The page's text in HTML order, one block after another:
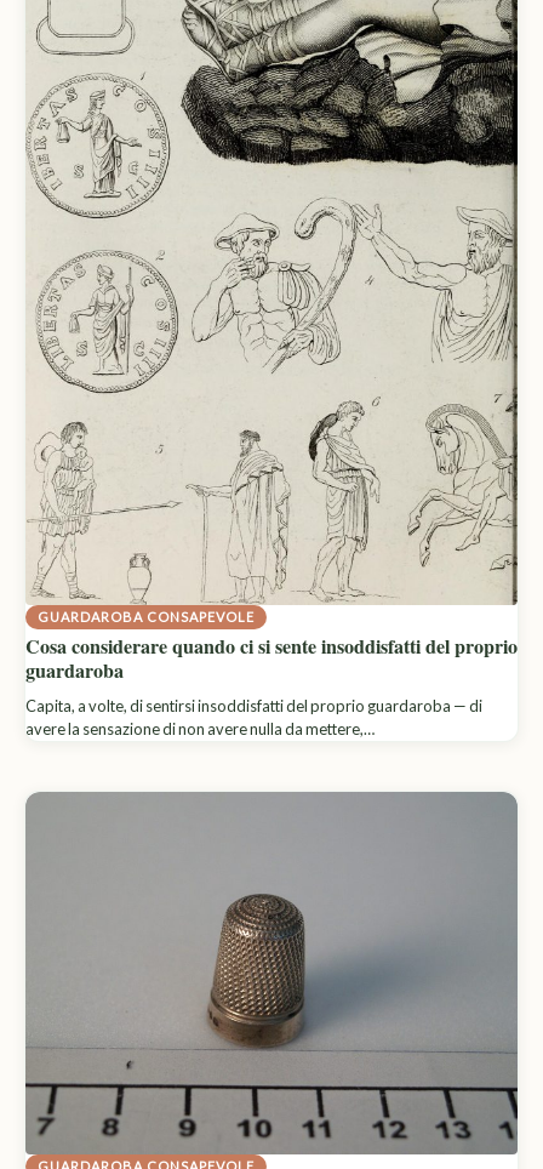
GUARDAROBA CONSAPEVOLE
Cosa considerare quando ci si sente insoddisfatti del proprio
guardaroba
Capita, a volte, di sentirsi insoddisfatti del proprio guardaroba — di
avere la sensazione di non avere nulla da mettere,…
GUARDAROBA CONSAPEVOLE